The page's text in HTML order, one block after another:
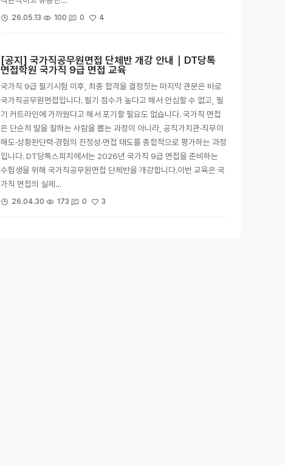
26.05.13 100 0 4
[공지] 국가직공무원면접 단체반 개강 안내｜DT당톡
면접학원 국가직 9급 면접 교육
국가직 9급 필기시험 이후, 최종 합격을 결정짓는 마지막 관문은 바로
국가직공무원면접입니다. 필기 점수가 높다고 해서 안심할 수 없고, 필
기 커트라인에 가까웠다고 해서 포기할 필요도 없습니다. 국가직 면접
은 단순히 말을 잘하는 사람을 뽑는 과정이 아니라, 공직가치관·직무이
해도·상황판단력·경험의 진정성·면접 태도를 종합적으로 평가하는 과정
입니다. DT당톡스피치에서는 2026년 국가직 9급 면접을 준비하는
수험생을 위해 국가직공무원면접 단체반을 개강합니다.이번 교육은 국
가직 면접의 실제…
26.04.30 173 0 3